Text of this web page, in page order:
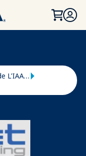
Marché de L'IAAPA